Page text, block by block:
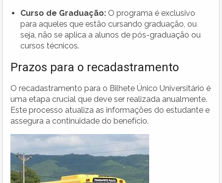
Curso de Graduação: O programa é exclusivo
para aqueles que estão cursando graduação, ou
seja, não se aplica a alunos de pós-graduação ou
cursos técnicos.
Prazos para o recadastramento
O recadastramento para o Bilhete Único Universitário é
uma etapa crucial que deve ser realizada anualmente.
Este processo atualiza as informações do estudante e
assegura a continuidade do benefício.